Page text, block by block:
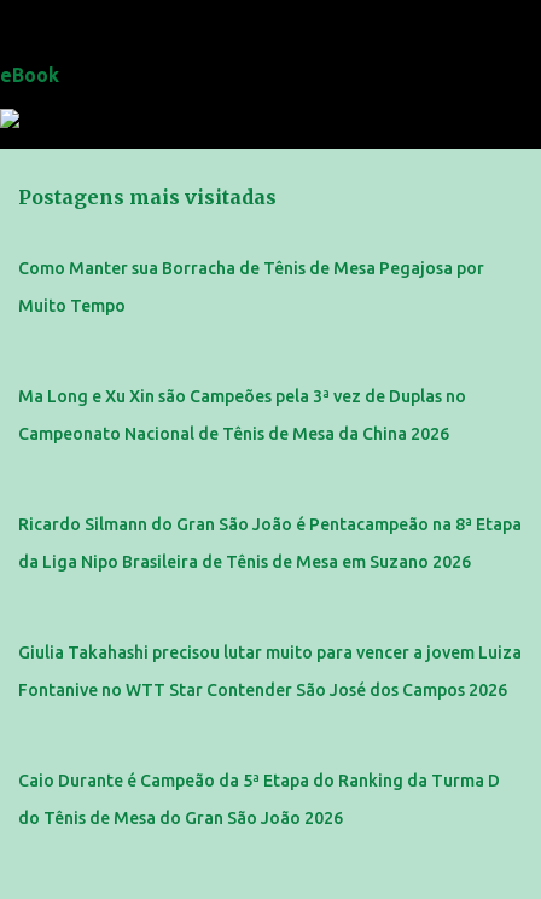
eBook
Postagens mais visitadas
Como Manter sua Borracha de Tênis de Mesa Pegajosa por
Muito Tempo
Ma Long e Xu Xin são Campeões pela 3ª vez de Duplas no
Campeonato Nacional de Tênis de Mesa da China 2026
Ricardo Silmann do Gran São João é Pentacampeão na 8ª Etapa
da Liga Nipo Brasileira de Tênis de Mesa em Suzano 2026
Giulia Takahashi precisou lutar muito para vencer a jovem Luiza
Fontanive no WTT Star Contender São José dos Campos 2026
Caio Durante é Campeão da 5ª Etapa do Ranking da Turma D
do Tênis de Mesa do Gran São João 2026